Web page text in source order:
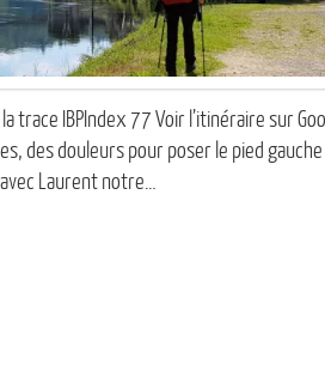
IBPIndex 77 Voir l’itinéraire sur
des douleurs pour poser le pied
Laurent notre…